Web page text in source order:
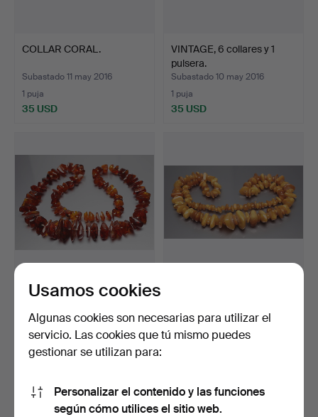
COLLAR CORAL.
Subastado 11 may 2016
1 puja
35 USD
VINTAGE, 6 collares y 1
pulsera.
Subastado 10 may 2016
1 puja
35 USD
COLLAR AMBAR.
Subastado 7 may 2016
3 pujas
47 USD
Subastado 27 abr 2016
2 pujas
Usamos cookies
Algunas cookies son necesarias para utilizar el
servicio. Las cookies que tú mismo puedes
gestionar se utilizan para:
Personalizar el contenido y las funciones
según cómo utilices el sitio web.